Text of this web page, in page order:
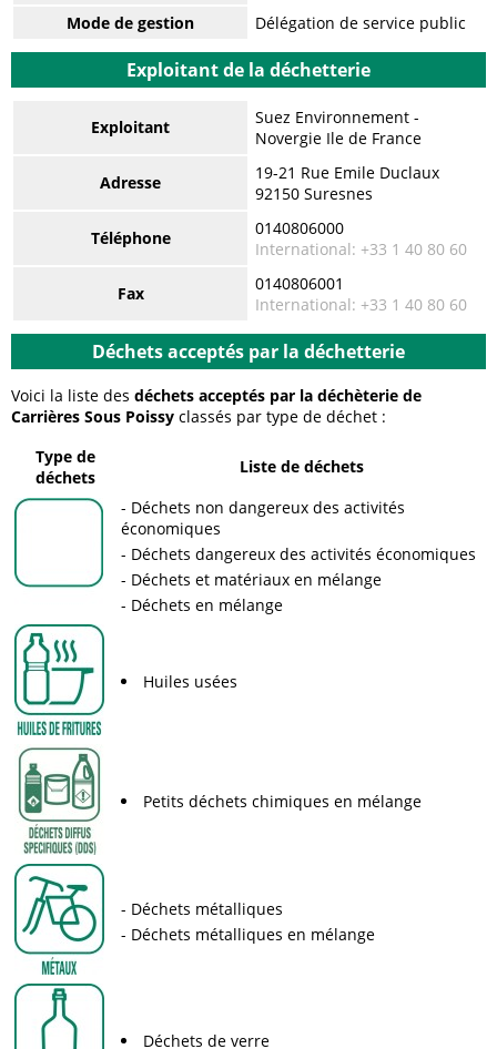
Mode de gestion
Délégation de service public
Exploitant de la déchetterie
Exploitant
Suez Environnement -
Novergie Ile de France
Adresse
19-21 Rue Emile Duclaux
92150 Suresnes
Téléphone
0140806000
International: +33 1 40 80 60
Fax
0140806001
International: +33 1 40 80 60
Déchets acceptés par la déchetterie
Voici la liste des déchets acceptés par la déchèterie de
Carrières Sous Poissy classés par type de déchet :
Type de
déchets
Liste de déchets
Déchets non dangereux des activités
économiques
Déchets dangereux des activités économiques
Déchets et matériaux en mélange
Déchets en mélange
Huiles usées
Petits déchets chimiques en mélange
Déchets métalliques
Déchets métalliques en mélange
Déchets de verre